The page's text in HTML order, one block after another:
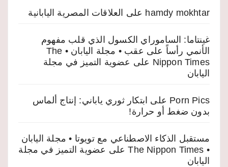
hamdy mokhtar على العلاقات المصرية اليابانية
غينتاما: الساموراي الكسول الذي قلب مفهوم
الأنمي رأساً على عقب • مجلة اليابان • The
Nippon Times على عضوية التميز في مجلة
اليابان
Porn Pics على ابتكار ثوري ياباني: إنتاج ألماس
بدون ضغط أو حرارة!
مستقبل الذكاء الاصطناعي مع تويوتا • مجلة اليابان
• The Nippon Times
على عضوية التميز في مجلة
اليابان